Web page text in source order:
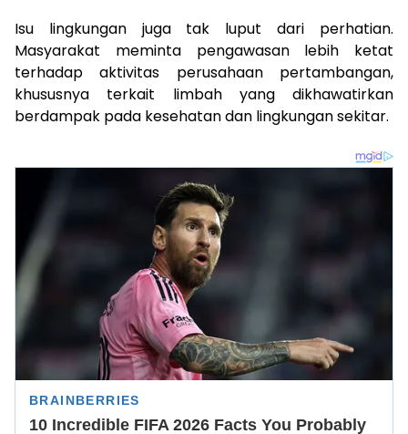
Isu lingkungan juga tak luput dari perhatian.
Masyarakat meminta pengawasan lebih ketat
terhadap aktivitas perusahaan pertambangan,
khususnya terkait limbah yang dikhawatirkan
berdampak pada kesehatan dan lingkungan sekitar.